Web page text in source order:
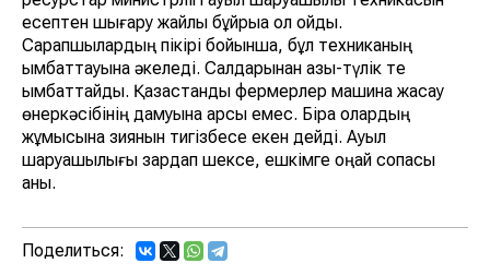
есептен шығару жайлы бұйрыққа қол қойды.
Сарапшылардың пікірі бойынша, бұл техниканың
қымбаттауына әкеледі. Салдарынан азық-түлік те
қымбаттайды. Қазақстандық фермерлер машина жасау
өнеркәсібінің дамуына қарсы емес. Бірақ олардың
жұмысына зиянын тигізбесе екен дейді. Ауыл
шаруашылығы зардап шексе, ешкімге оңай соқпасы
анық.
Поделиться: